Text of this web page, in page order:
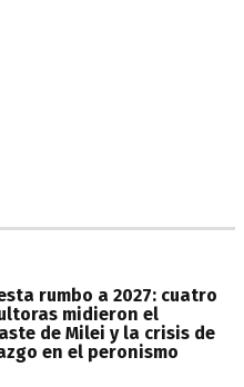
rumbo a 2027: cuatro
midieron el
de Milei y la crisis de
en el peronismo